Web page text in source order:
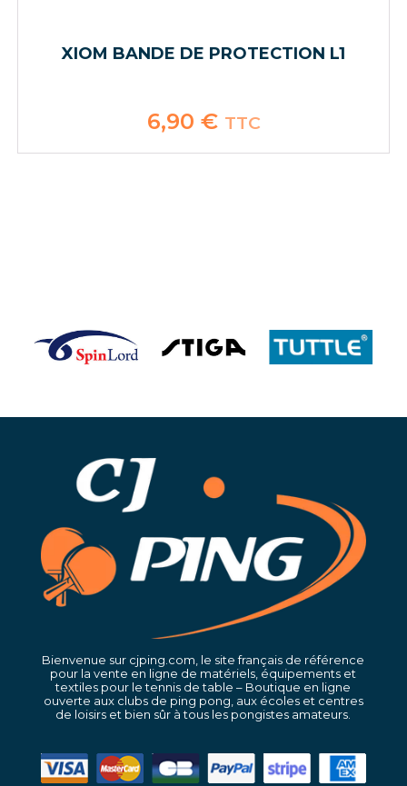
XIOM BANDE DE PROTECTION L1
6,90 € TTC
Bienvenue sur cjping.com, le site français de référence
pour la vente en ligne de matériels, équipements et
textiles pour le tennis de table – Boutique en ligne
ouverte aux clubs de ping pong, aux écoles et centres
de loisirs et bien sûr à tous les pongistes amateurs.